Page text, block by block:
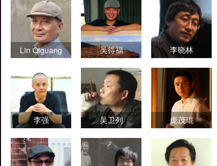
Lin Qiguang 吴得福 李晓林
李强 吴卫列 庞茂琨